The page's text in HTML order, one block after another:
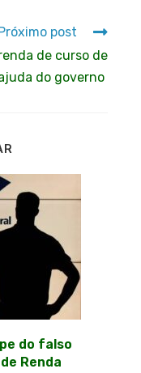
post
de curso de
do governo
do falso
Renda